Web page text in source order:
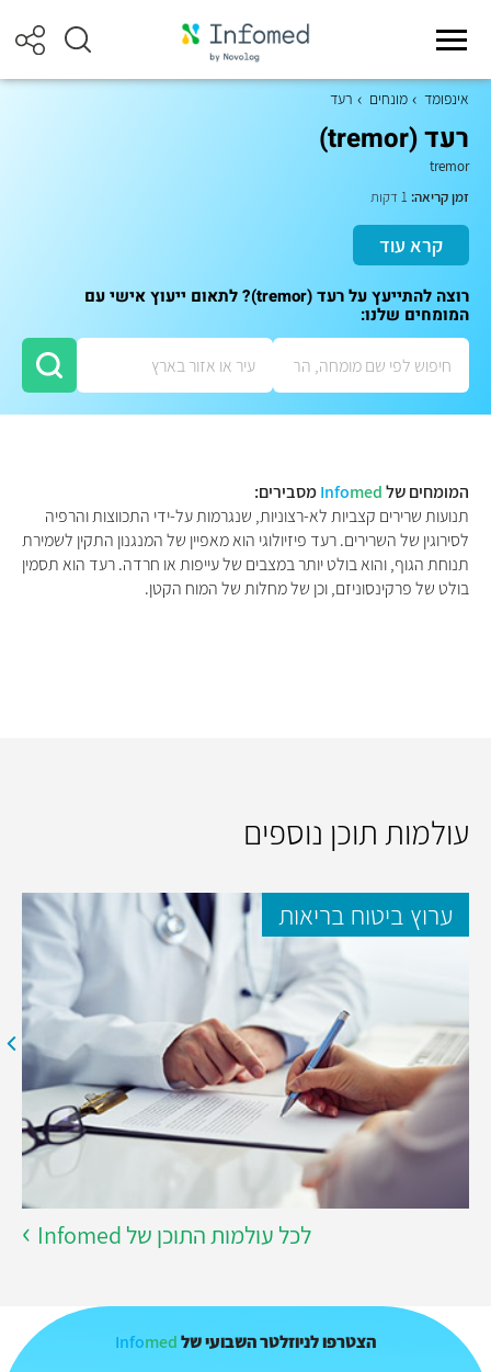
אינפומד מונחים רעד
רעד (tremor)
tremor
זמן קריאה:
קרא עוד
רוצה להתייעץ על רעד (tremor)? לתאום ייעוץ אישי עם
המומחים שלנו:
המומחים של Infomed
מסבירים:
תנועות שרירים קצביות לא-רצוניות, שנגרמות על-ידי התכווצות והרפיה
לסירוגין של השרירים. רעד פיזיולוגי הוא מאפיין של המנגנון התקין לשמירת
תנוחת הגוף, והוא בולט יותר במצבים של עייפות או חרדה. רעד הוא תסמין
בולט של פרקינסוניזם, וכן של מחלות של המוח הקטן.
עולמות תוכן נוספים
ערוץ ביטוח בריאות
לכל עולמות התוכן של Infomed
הצטרפו לניוזלטר השבועי של Infomed